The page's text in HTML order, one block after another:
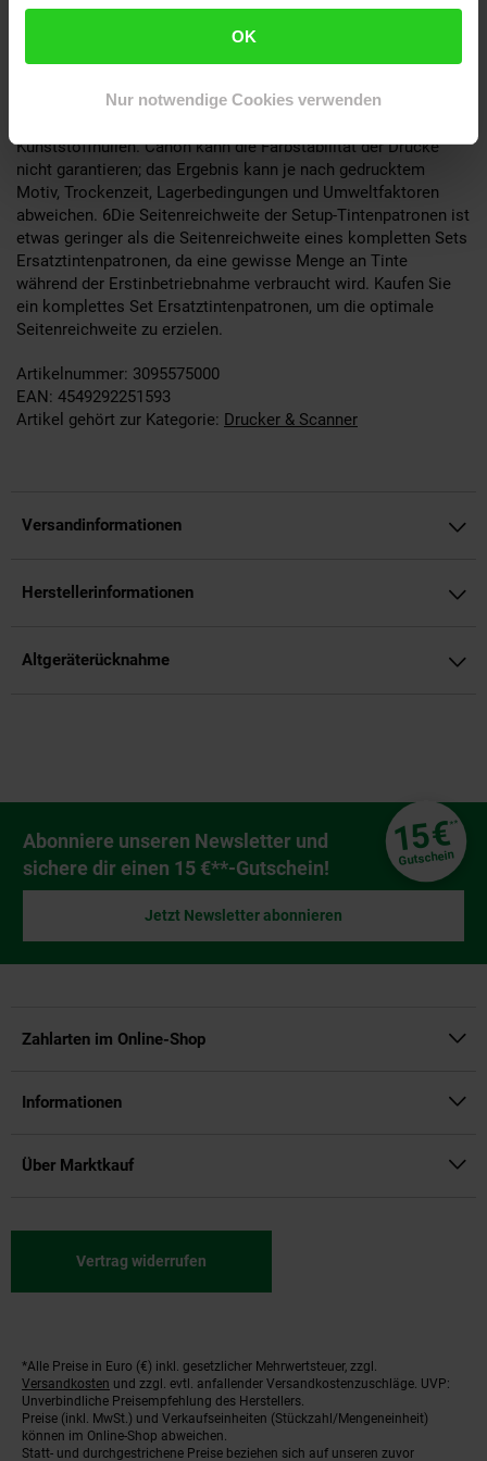
OK
Nur notwendige Cookies verwenden
nur bei Verwendung von Canon Originaltinten verfügbar. ³ (Nur
A5/A4/LTR auf Normalpapier) 4Je nach Verfügbarkeit in der
Temperatur, Luftfeuchtigkeit und Luftgasgehalt unter
Kunststoffhüllen. Canon kann die Farbstabilität der Drucke
nicht garantieren; das Ergebnis kann je nach gedrucktem
Motiv, Trockenzeit, Lagerbedingungen und Umweltfaktoren
abweichen. 6Die Seitenreichweite der Setup-Tintenpatronen ist
etwas geringer als die Seitenreichweite eines kompletten Sets
Ersatztintenpatronen, da eine gewisse Menge an Tinte
während der Erstinbetriebnahme verbraucht wird. Kaufen Sie
ein komplettes Set Ersatztintenpatronen, um die optimale
Seitenreichweite zu erzielen.
Artikelnummer: 3095575000
EAN: 4549292251593
Artikel gehört zur Kategorie: Drucker & Scanner
Versandinformationen
Herstellerinformationen
Altgeräterücknahme
Newsletter Anmeldung
Abonniere unseren Newsletter und
sichere dir einen 15 €**-Gutschein!
15€**
Gutschein
Jetzt Newsletter abonnieren
Zahlarten im Online-Shop
Informationen
Über Marktkauf
Vertrag widerrufen
Fußnoten
*Alle Preise in Euro (€) inkl. gesetzlicher Mehrwertsteuer, zzgl.
Versandkosten und zzgl. evtl. anfallender Versandkostenzuschläge. UVP:
Unverbindliche Preisempfehlung des Herstellers.
Preise (inkl. MwSt.) und Verkaufseinheiten (Stückzahl/Mengeneinheit)
können im Online-Shop abweichen.
Statt- und durchgestrichene Preise beziehen sich auf unseren zuvor